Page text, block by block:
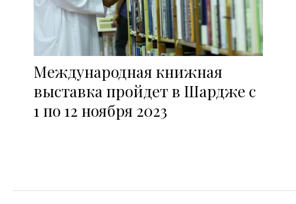
Международная книжная
выставка пройдет в Шардже с
1 по 12 ноября 2023